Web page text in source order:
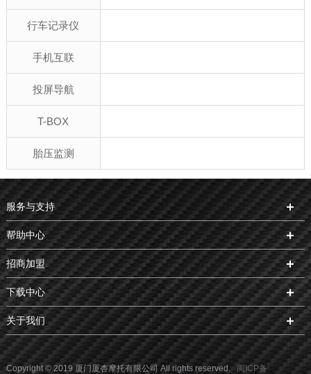
行车记录仪
手机互联
投屏导航
T-BOX
胎压监测
服务与支持
帮助中心
招商加盟
下载中心
关于我们
Copyright © 2019 厦门厦杏摩托有限公司 All rights reserved. 闽ICP备